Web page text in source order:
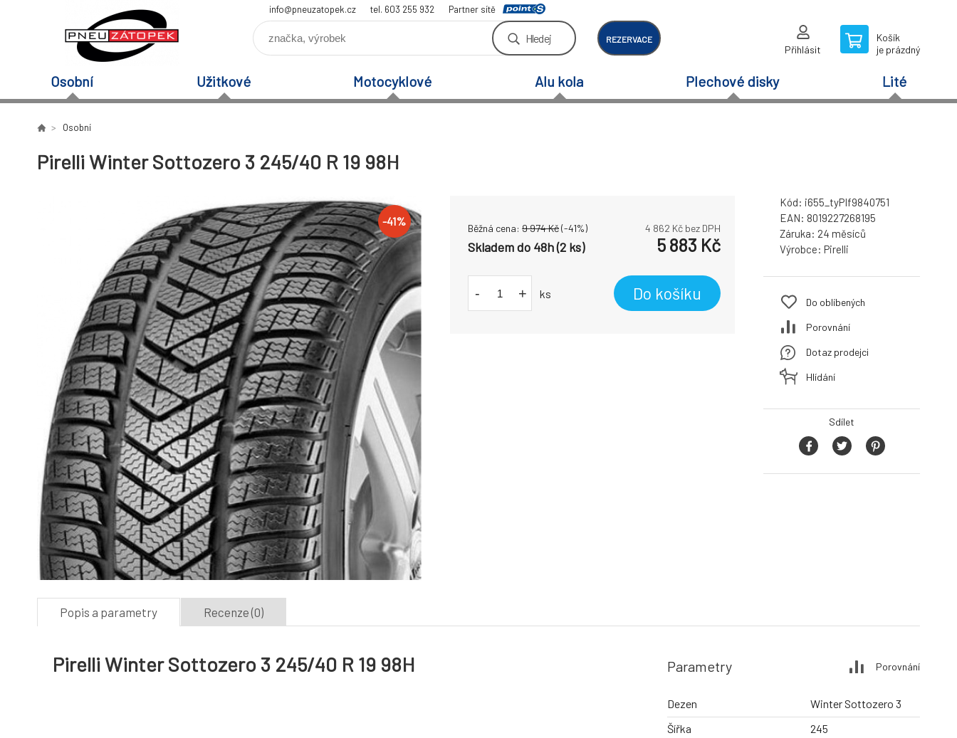
info@pneuzatopek.cz tel. 603 255 932 Partner sítě
Hledej REZERVACE
Přihlásit
Košík
je prázdný
Osobní Užitkové Motocyklové Alu kola Plechové disky Lité
Osobní
Pirelli Winter Sottozero 3 245/40 R 19 98H
-41%
Běžná cena: 9 974Kč(-41%) 4 862 Kč bez DPH
Skladem do 48h (2 ks) 5 883 Kč
- + ks Do košíku
Kód: i655_tyPIf9840751
EAN: 8019227268195
Záruka: 24 měsíců
Výrobce: Pirelli
Do oblíbených
Porovnání
Dotaz prodejci
Hlídání
Sdílet
Popis a parametry Recenze (0)
Pirelli Winter Sottozero 3 245/40 R 19 98H Parametry Porovnání
Dezen
Winter Sottozero 3
Šířka
245